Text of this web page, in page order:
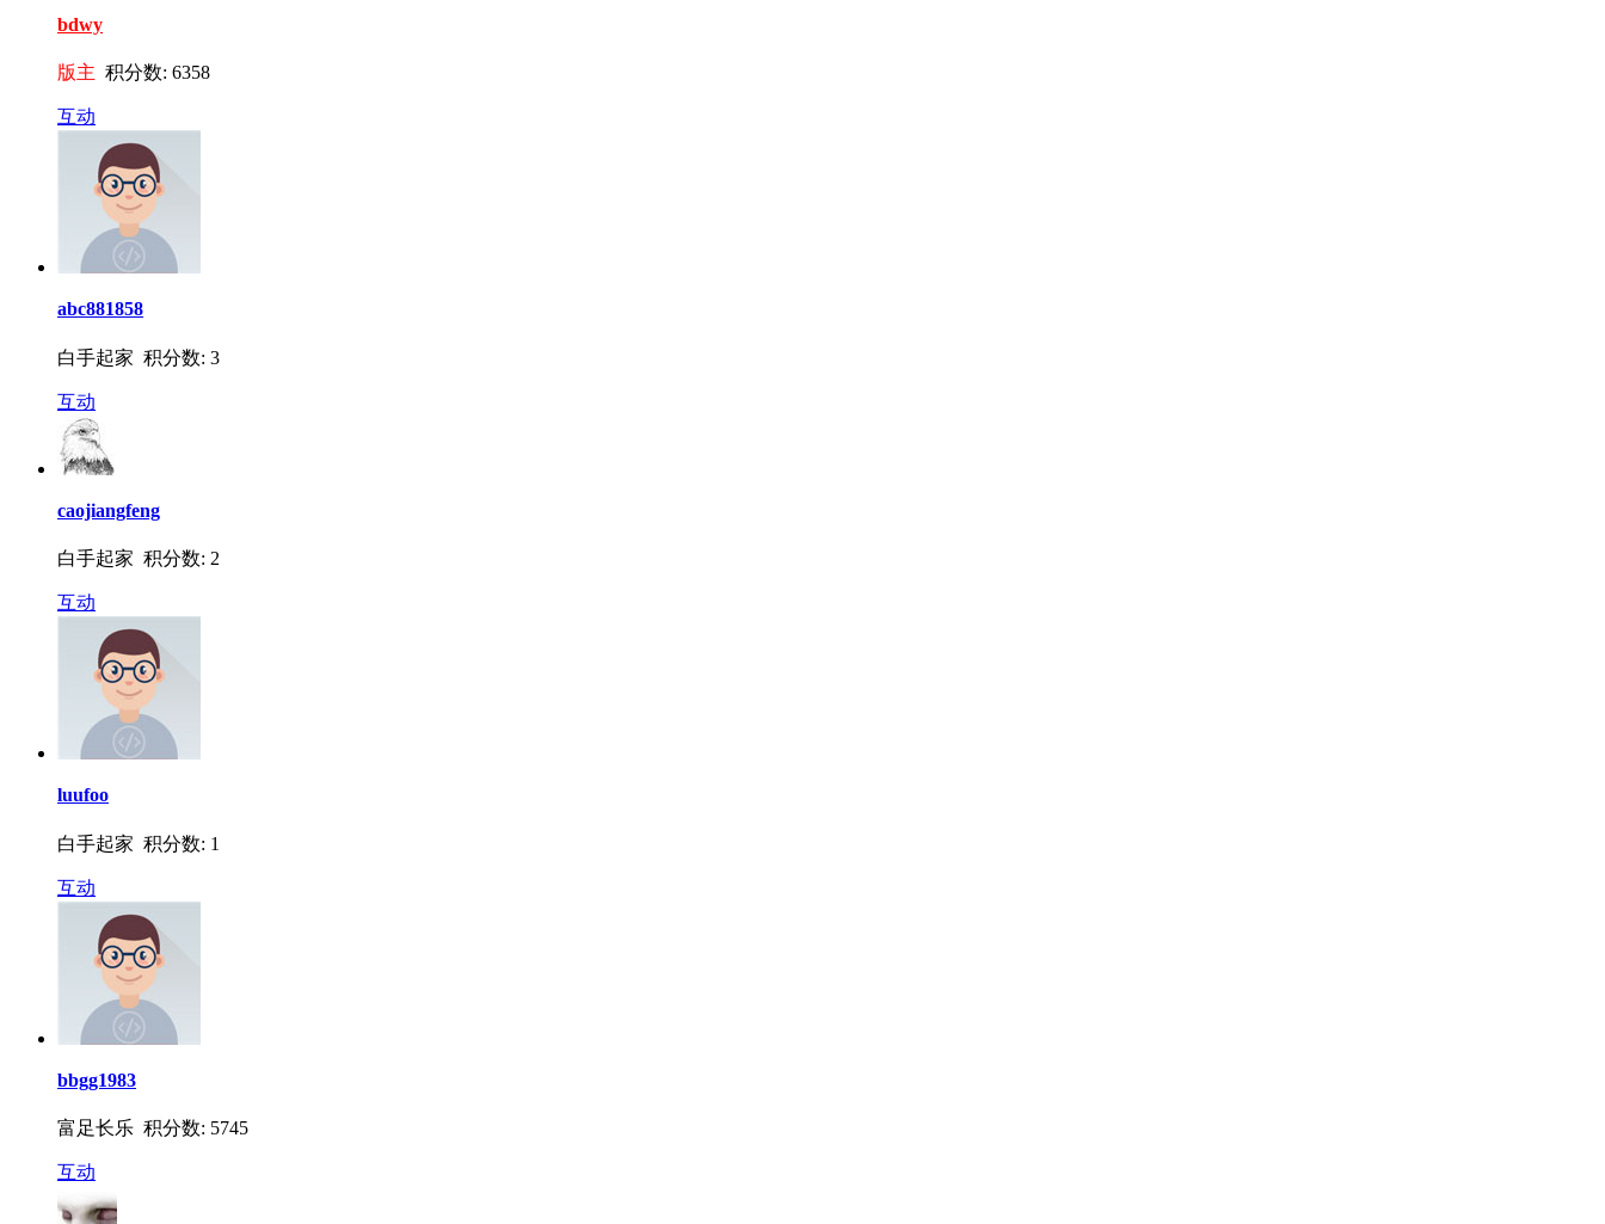
bdwy
版主 积分数: 6358
互动
abc881858
白手起家 积分数: 3
互动
caojiangfeng
白手起家 积分数: 2
互动
luufoo
白手起家 积分数: 1
互动
bbgg1983
富足长乐 积分数: 5745
互动